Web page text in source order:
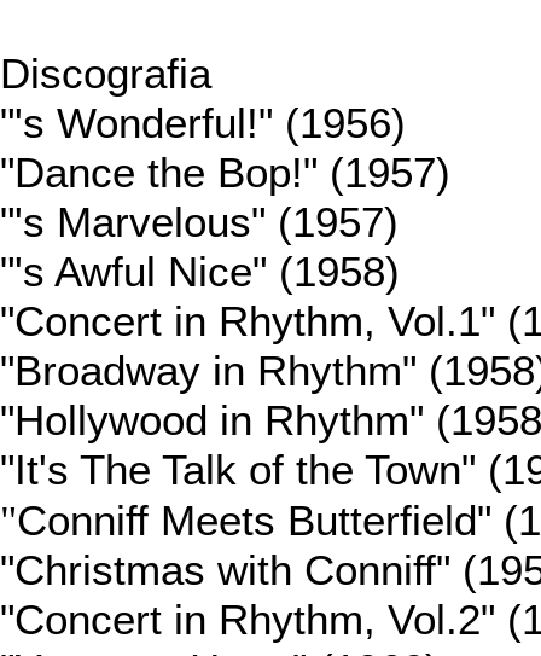
Discografia
"'s Wonderful!" (1956)
"Dance the Bop!" (1957)
"'s Marvelous" (1957)
"'s Awful Nice" (1958)
"Concert in Rhythm, Vol.1"
"Broadway in Rhythm"
"Hollywood in Rhythm"
"It's The Talk of the Town"
"Conniff Meets Butterfield"
"Christmas with Conniff"
"Concert in Rhythm, Vol.2"